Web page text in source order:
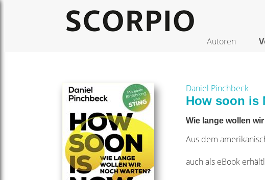
Autoren
Daniel Pinchbeck
How soon is
Wie lange wollen
Aus dem
auch als eBook